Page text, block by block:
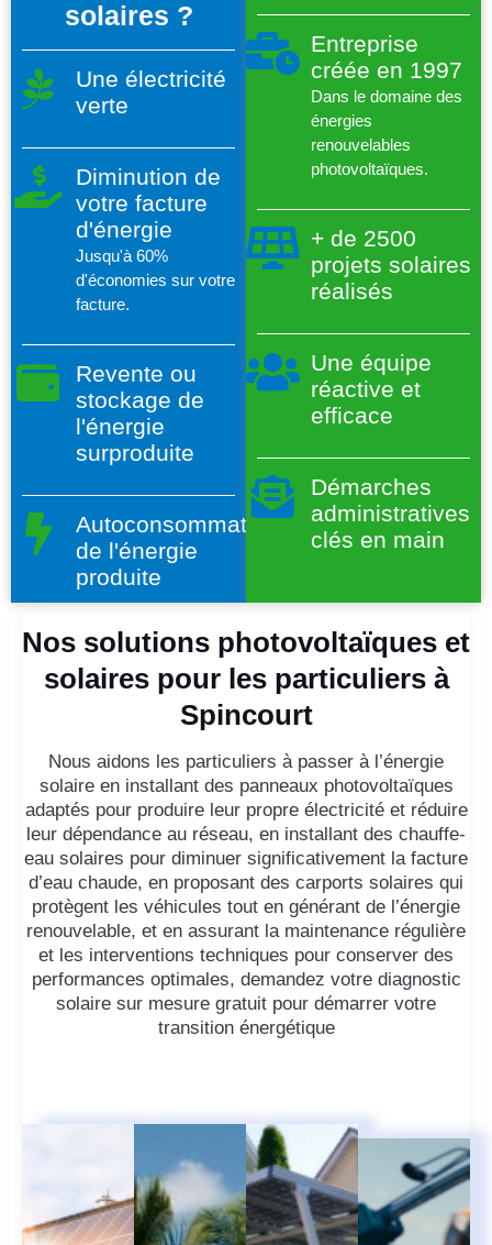
solaires ?
Une électricité
verte
Diminution de
votre facture
d'énergie
Jusqu'à 60%
d'économies sur votre
facture.
Revente ou
stockage de
l'énergie
surproduite
Autoconsommation
de l'énergie
produite
Entreprise
créée en 1997
Dans le domaine des
énergies
renouvelables
photovoltaïques.
+ de 2500
projets solaires
réalisés
Une équipe
réactive et
efficace
Démarches
administratives
clés en main
Nos solutions photovoltaïques et
solaires pour les particuliers à
Spincourt
Nous aidons les particuliers à passer à l’énergie
solaire en installant des panneaux photovoltaïques
adaptés pour produire leur propre électricité et réduire
leur dépendance au réseau, en installant des chauffe-
eau solaires pour diminuer significativement la facture
d’eau chaude, en proposant des carports solaires qui
protègent les véhicules tout en générant de l’énergie
renouvelable, et en assurant la maintenance régulière
et les interventions techniques pour conserver des
performances optimales, demandez votre diagnostic
solaire sur mesure gratuit pour démarrer votre
transition énergétique